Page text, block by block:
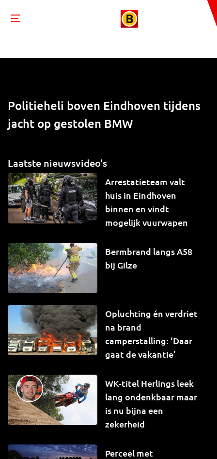
Politieheli boven Eindhoven tijdens
jacht op gestolen BMW
Laatste nieuwsvideo's
Arrestatieteam valt
huis in Eindhoven
binnen en vindt
mogelijk vuurwapen
Bermbrand langs A58
bij Gilze
Opluchting én verdriet
na brand
camperstalling: ‘Daar
gaat de vakantie’
WK-titel Herlings leek
lang ondenkbaar maar
is nu bijna een
zekerheid
Perceel met